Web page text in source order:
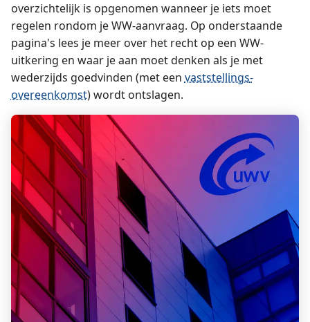
overzichtelijk is opgenomen wanneer je iets moet
regelen rondom je WW-aanvraag. Op onderstaande
pagina's lees je meer over het recht op een WW-
uitkering en waar je aan moet denken als je met
wederzijds goedvinden (met een vaststellings­
overeenkomst) wordt ontslagen.